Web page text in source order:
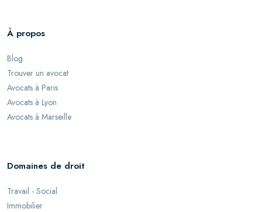
À propos
Blog
Trouver un avocat
Avocats à Paris
Avocats à Lyon
Avocats à Marseille
Domaines de droit
Travail - Social
Immobilier